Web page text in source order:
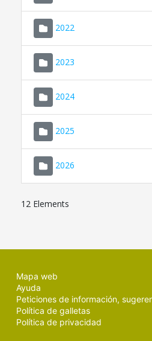
2022
2023
2024
2025
2026
12 Elements
Mapa web
Ayuda
Peticiones de información,
Política de galletas
Política de privacidad